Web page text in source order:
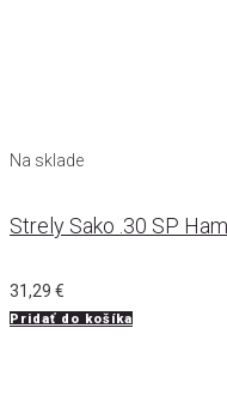
Na sklade
Strely Sako .30 SP
31,29 €
Pridať do košíka